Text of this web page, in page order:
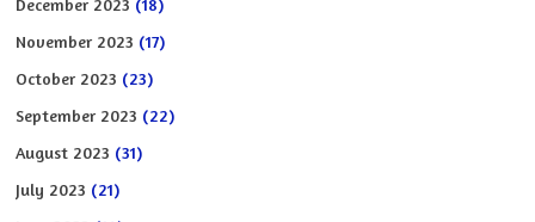
November 2023 (17)
October 2023 (23)
September 2023 (22)
August 2023 (31)
July 2023 (21)